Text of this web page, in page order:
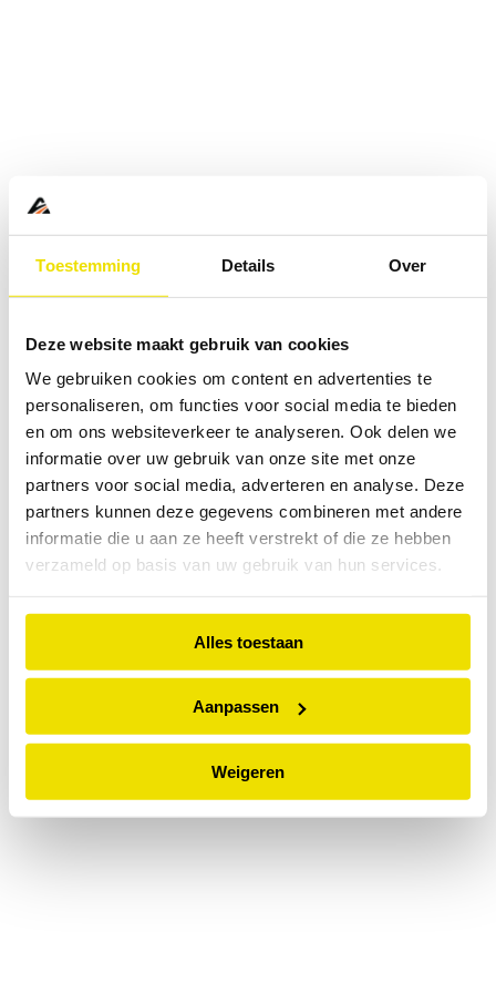
Toestemming Details Over
Deze website maakt gebruik van cookies
We gebruiken cookies om content en advertenties te
personaliseren, om functies voor social media te bieden
en om ons websiteverkeer te analyseren. Ook delen we
informatie over uw gebruik van onze site met onze
partners voor social media, adverteren en analyse. Deze
partners kunnen deze gegevens combineren met andere
informatie die u aan ze heeft verstrekt of die ze hebben
verzameld op basis van uw gebruik van hun services.
Alles toestaan
Aanpassen
Weigeren
Application error: a client-side exception has occurred while
loadingwww.abd.nl(see the browser consolefor more
information).